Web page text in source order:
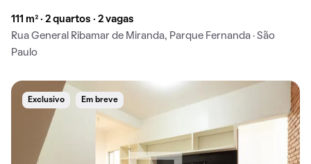
111 m² · 2 quartos · 2 vagas
Rua General Ribamar de Miranda, Parque Fernanda · São
Paulo
Exclusivo Em breve